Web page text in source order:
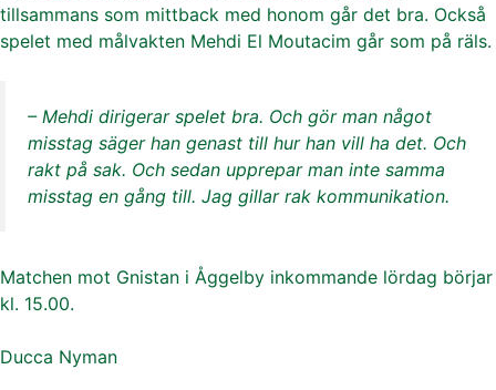
tillsammans som mittback med honom går det bra. Också
spelet med målvakten Mehdi El Moutacim går som på räls.
– Mehdi dirigerar spelet bra. Och gör man något
misstag säger han genast till hur han vill ha det. Och
rakt på sak. Och sedan upprepar man inte samma
misstag en gång till. Jag gillar rak kommunikation.
Matchen mot Gnistan i Åggelby inkommande lördag börjar
kl. 15.00.
Ducca Nyman